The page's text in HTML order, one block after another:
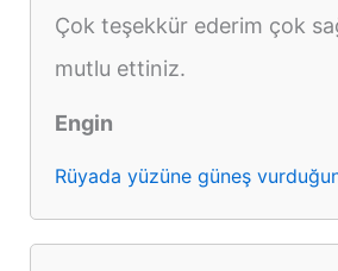
Çok teşekkür ederim çok
mutlu ettiniz.
Engin
Rüyada yüzüne güneş